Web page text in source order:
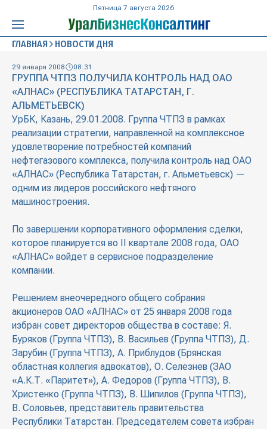
Пятница 7 августа 2026
ГЛАВНАЯ НОВОСТИ ДНЯ
29 января 2008 08:31
ГРУППА ЧТПЗ ПОЛУЧИЛА КОНТРОЛЬ НАД ОАО
«АЛНАС» (РЕСПУБЛИКА ТАТАРСТАН, Г.
АЛЬМЕТЬЕВСК)
УрБК, Казань, 29.01.2008. Группа ЧТПЗ в рамках
реализации стратегии, направленной на комплексное
удовлетворение потребностей компаний
нефтегазового комплекса, получила контроль над ОАО
«АЛНАС» (Республика Татарстан, г. Альметьевск) —
одним из лидеров российского нефтяного
машиностроения.
По завершении корпоративного оформления сделки,
которое планируется во II квартале 2008 года, ОАО
«АЛНАС» войдет в сервисное подразделение
компании.
Решением внеочередного общего собрания
акционеров ОАО «АЛНАС» от 25 января 2008 года
избран cовет директоров общества в составе: Я.
Буряков (Группа ЧТПЗ), В. Васильев (Группа ЧТПЗ), Д.
Зарубин (Группа ЧТПЗ), А. Приблудов (Брянская
областная коллегия адвокатов), О. Селезнев (ЗАО
«А.К.Т. «Паритет»), А. Федоров (Группа ЧТПЗ), В.
Христенко (Группа ЧТПЗ), В. Шипилов (Группа ЧТПЗ),
В. Соловьев, представитель правительства
Республики Татарстан. Председателем cовета избран